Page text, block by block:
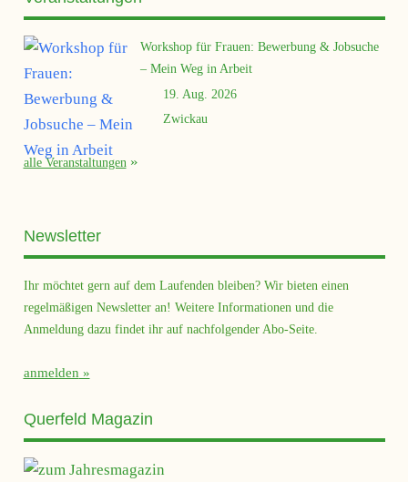
Workshop für Frauen: Bewerbung & Jobsuche
– Mein Weg in Arbeit
19. Aug. 2026
Zwickau
alle Veranstaltungen
Newsletter
Ihr möchtet gern auf dem Laufenden bleiben? Wir bieten einen
regelmäßigen Newsletter an! Weitere Informationen und die
Anmeldung dazu findet ihr auf nachfolgender Abo-Seite.
anmelden
Querfeld Magazin